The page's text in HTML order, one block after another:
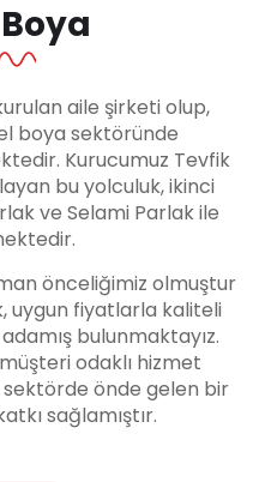
aile şirketi olup,
boya sektöründe
Kurucumuz Tevfik
bu yolculuk, ikinci
ve Selami Parlak ile
önceliğimiz olmuştur
uygun fiyatlarla kaliteli
bulunmaktayız.
odaklı hizmet
sektörde önde gelen bir
sağlamıştır.